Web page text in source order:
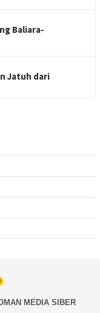
Baliara-
Jatuh dari
MEDIA SIBER